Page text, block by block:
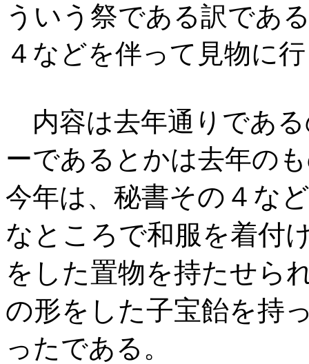
ういう祭である訳であ
４などを伴って見物に
内容は去年通りであ
ーであるとかは去年の
今年は、 秘書その４な
なところで和服を着付
をした置物を持たせら
の形をした子宝飴を持
ったである。